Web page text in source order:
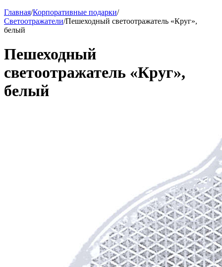
Главная/Корпоративные подарки/
Светоотражатели/Пешеходный светоотражатель «Круг»,
белый
Пешеходный
светоотражатель «Круг»,
белый